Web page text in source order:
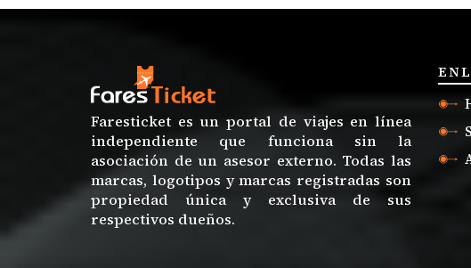
Faresticket es un portal de viajes en línea
independiente que funciona sin la
asociación de un asesor externo. Todas las
marcas, logotipos y marcas registradas son
propiedad única y exclusiva de sus
respectivos dueños.